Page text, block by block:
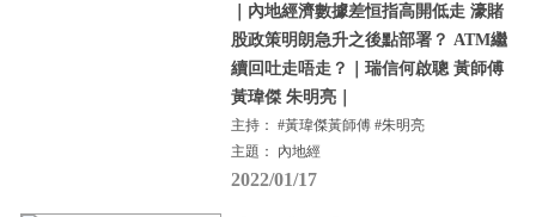
｜內地經濟數據差恒指高開低走 濠賭
股政策明朗急升之後點部署？ ATM繼
續回吐走唔走？｜瑞信何啟聰 黃師傅
黃瑋傑 朱明亮｜
主持： #黃瑋傑黃師傅 #朱明亮
主題： 內地經
2022/01/17